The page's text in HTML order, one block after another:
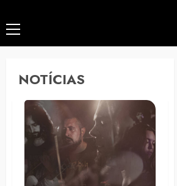
Menú
principal
NOTÍCIAS